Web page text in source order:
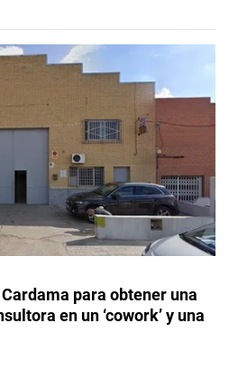
para obtener una
en un ‘cowork’ y una